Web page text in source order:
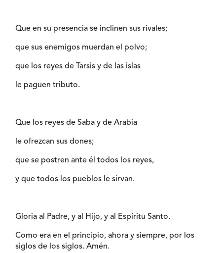
Que en su presencia se inclinen sus rivales;
que sus enemigos muerdan el polvo;
que los reyes de Tarsis y de las islas
le paguen tributo.
Que los reyes de Saba y de Arabia
le ofrezcan sus dones;
que se postren ante él todos los reyes,
y que todos los pueblos le sirvan.
Gloria al Padre, y al Hijo, y al Espíritu Santo.
Como era en el principio, ahora y siempre, por los
siglos de los siglos. Amén.